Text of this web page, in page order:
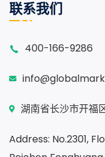
联系我们
400-166-9286
湖南省长沙市开福
Address: No.2301,